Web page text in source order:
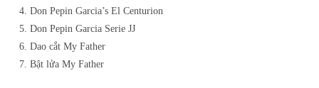
Don Pepin Garcia’s El Centurion
Don Pepin Garcia Serie JJ
Dao cắt My Father
Bật lửa My Father